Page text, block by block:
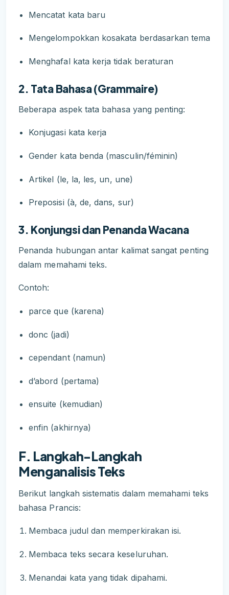
Mencatat kata baru
Mengelompokkan kosakata berdasarkan tema
Menghafal kata kerja tidak beraturan
2. Tata Bahasa (Grammaire)
Beberapa aspek tata bahasa yang penting:
Konjugasi kata kerja
Gender kata benda (masculin/féminin)
Artikel (le, la, les, un, une)
Preposisi (à, de, dans, sur)
3. Konjungsi dan Penanda Wacana
Penanda hubungan antar kalimat sangat penting
dalam memahami teks.
Contoh:
parce que (karena)
donc (jadi)
cependant (namun)
d’abord (pertama)
ensuite (kemudian)
enfin (akhirnya)
F. Langkah-Langkah
Menganalisis Teks
Berikut langkah sistematis dalam memahami teks
bahasa Prancis:
Membaca judul dan memperkirakan isi.
Membaca teks secara keseluruhan.
Menandai kata yang tidak dipahami.